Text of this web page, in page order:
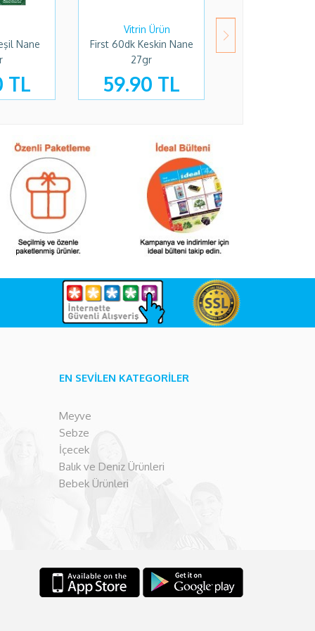
Nane
TL
First 60dk Keskin Nane
27gr
59.90 TL
EN SEVİLEN KATEGORİLER
Meyve
Sebze
İçecek
Balık ve Deniz Ürünleri
Bebek Ürünleri